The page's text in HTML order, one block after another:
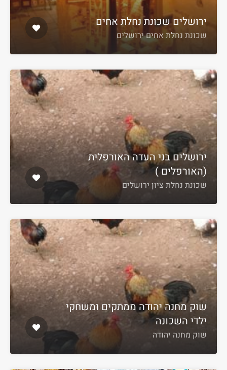
ירושלים שכונת נחלת אחים
שכונת נחלת אחים ירושלים
ירושלים בני העדה האורפלית
(האורפלים )
שכונת נחלת ציון ירושלים
שוק מחנה יהודה ממתקים ומשחקי
ילדי השכונה
שוק מחנה יהודה